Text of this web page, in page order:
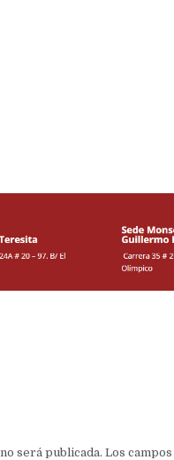
será publicada. Los